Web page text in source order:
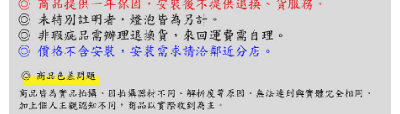
【「AFTEE先享後付」結帳流程】
１．於結帳方式選擇「AFTEE先享後付」後，將跳轉至「AFTEE先享後付」
結帳頁面，進行簡訊認證並確認金額後，即可完成結帳。
２．訂單成立數日內，您將收到繳費通知簡訊。
３．收到繳費通知簡訊後14天內，點擊此簡訊中的連結，可透過四大超商／
ATM／網路銀行／等多元方式進行付款，方視為交易完成。
※ 請注意：結帳手續完成當下不需立刻繳費，但若您需要取消訂單，請聯絡
每筆NT$180，滿NT$5,000(含以上)免運費